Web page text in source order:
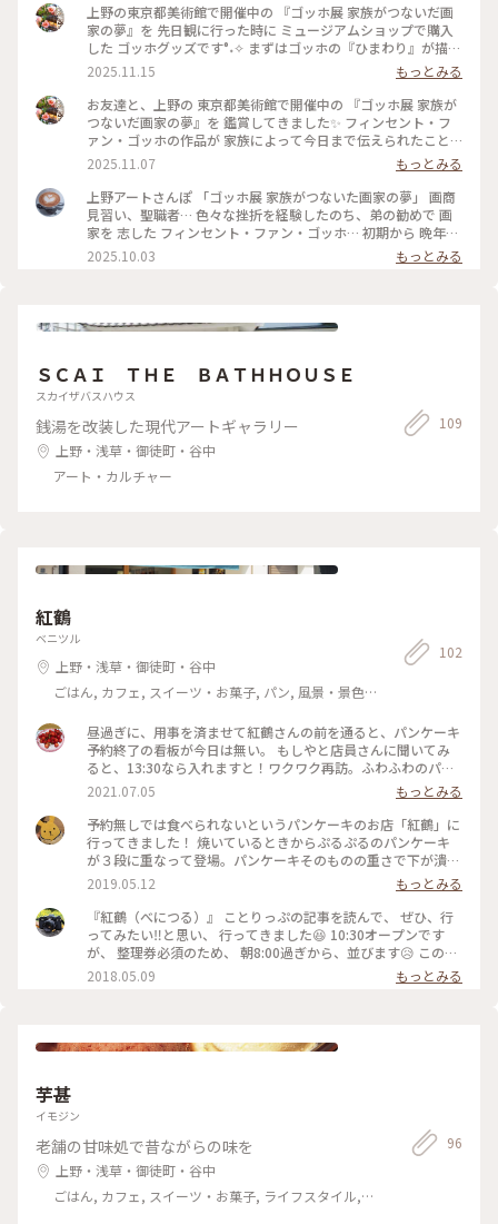
上野の東京都美術館で開催中の 『ゴッホ展 家族がつないだ画
家の夢』を 先日観に行った時に ミュージアムショップで購入
した ゴッホグッズです°˖✧ まずはゴッホの『ひまわり』が描か
れた 青山デカーボさんのかぼちゃの焼き菓子🎃｡✧ 会場限定の
『ひまわり缶』です🌻 グラスペイントアーティストの Alisa
Horitaさんが、 ゴッホの7枚の『ひまわり』の世界を ガラス絵
で美しく表現したそうです°˖✧ 手のひらサイズで1枚のカード
のような アートに仕上がっています︎︎⟡.· また、缶の横にもひま
わりの絵が描かれて 小さな美術館のような雰囲気です✨ ひま
わりの焼印付きの米粉で作った 焼き菓子には、かぼちゃペー
ストがたっぷり💕 グルテンフリーなのも嬉しいですよね🥹✨ 2
枚目は、お洒落な携帯ルーペライト付を 見つけました♡ ̖́- こち
ら、その名の通りライトがつくルーペ💡 リーディンググラス
代わりに良いかな,,>᎑<,,♡ そして『夜のカフェテラス』のマ
グネット✨ こちらは娘へのおみやげにしました♪ 吹奏楽部で
時も 1時間くらい居座ってしまいました🤭♪ お洒落でレアなも
がつないだ画家の夢』→ 2025年9/12（金）〜12/21（日） #
東京都美術館 #ゴッホ展家族がつないだ画家の夢 #上野 #上野
恩賜公園 #秋の装い #ミュージアムショップ #東京 #おみやげ #
上野 #青山デカーボ #ひまわり缶 #グルテンフリー #ことりっ
ぷと一緒
2025.11.15
もっとみる
お友達と、上野の 東京都美術館で開催中の 『ゴッホ展 家族が
つないだ画家の夢』を 鑑賞してきました✨ フィンセント・フ
ァン・ゴッホの作品が 家族によって今日まで伝えられたこと
を中心に ファン・ゴッホ家のコレクションに 焦点を当てた日
本初の展覧会です。 弟テオの存在やテオの妻ヨーの存在が と
ても大きかったことを私は初めて知りました。 とても見応え
がある素晴らしい展覧会でした🥰 写真は、幅14mを超える空
間で体感する イマーシブコーナー✨ ゴッホの作品が美しく映
し出されていました°˖✧ 『ゴッホ展 家族がつないだ画家の夢』
は、 2025年12月21日（日）まで。 事前にチケットを購入した
の装い #芸術の秋 #ことりっぷと一緒
2025.11.07
もっとみる
上野アートさんぽ 「ゴッホ展 家族がつないた画家の夢」 画商
見習い、聖職者… 色々な挫折を経験したのち、弟の勧めで 画
家を 志した フィンセント・ファン・ゴッホ… 初期から 晩年ま
での 画業をたどりながら、ゴッホの弟夫妻や 義兄、甥などが
受け継いで来た "ゴッホコレクション" の中から、30点あまり
ン＝レミなど、制作の拠点を移しながら 描かれた 作品は、画
紙も 必見です。 37年の人生、その中でも、画家として生きた
約10年間の 希望と苦悩に満ち溢れた 作品に 心を動かされま
す。 ゴッホの作品の数自体は、少なめではありますが、家族に
焦点を当てた 今回の企画展、 作品や 映像を通して、それぞれ
の家族の役割りなどを知ることが出来ました。 写真は、唯一
撮影可だった 映像と パンフレットより。 12月21日まで 東京
都美術館で開催されています。 (土日、祝日と 会期終了間近
2025.10.03 もっとみる
ＳＣＡＩ ＴＨＥ ＢＡＴＨＨＯＵＳＥ
スカイザバスハウス
銭湯を改装した現代アートギャラリー
上野・浅草・御徒町・谷中
アート・カルチャー
109
紅鶴
ベニツル
上野・浅草・御徒町・谷中
ごはん, カフェ, スイーツ・お菓子, パン, 風景・景色,
102
昼過ぎに、用事を済ませて紅鶴さんの前を通ると、パンケーキ
予約終了の看板が今日は無い。 もしやと店員さんに聞いてみ
ると、13:30なら入れますと！ワクワク再訪。ふわふわのパン
ケーキ🥞を食べることが出来ました。はちみつとバターに季節
のフルーツ 桃をトッピング🍑期待以上の美味しさに満足です。
2021.07.05
もっとみる
予約無しでは食べられないというパンケーキのお店「紅鶴」に
行ってきました！ 焼いているときからぷるぷるのパンケーキ
が３段に重なって登場。パンケーキそのものの重さで下が潰れ
るふわふわ感！ どの味も丁寧かつ手の込んだ作りで、とても
美味しかったです♪ #カフェ #おいしい時間
2019.05.12
もっとみる
『紅鶴（べにつる）』 ことりっぷの記事を読んで、 ぜひ、行
ってみたい‼️と思い、 行ってきました😆 10:30オープンです
が、 整理券必須のため、 朝8:00過ぎから、並びます😥 この時
間でも、 すでに６名並んでいました😵 （土曜日だったからか
も💦） 無事に、10:55～の整理券をいただき、 食べることが出
ースと一緒に食べると、 ちょうど良い甘さ加減に‼️ ３枚ありま
2018.05.09 もっとみる
芋甚
イモジン
老舗の甘味処で昔ながらの味を
上野・浅草・御徒町・谷中
ごはん, カフェ, スイーツ・お菓子, ライフスタイル,
96